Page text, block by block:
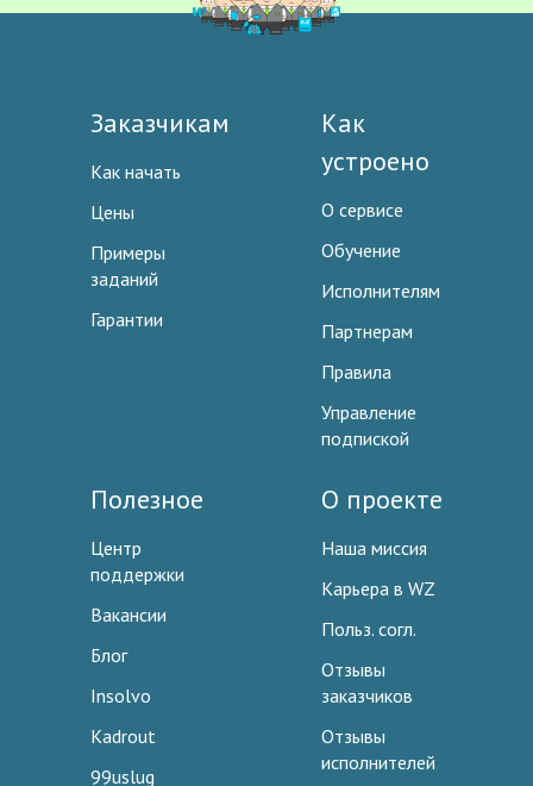
Заказчикам
Как начать
Цены
Примеры
заданий
Гарантии
Как
устроено
О сервисе
Обучение
Исполнителям
Партнерам
Правила
Управление
подпиской
Полезное
Центр
поддержки
Вакансии
Блог
Insolvo
Kadrout
99uslug
О проекте
Наша миссия
Карьера в WZ
Польз. согл.
Отзывы
заказчиков
Отзывы
исполнителей